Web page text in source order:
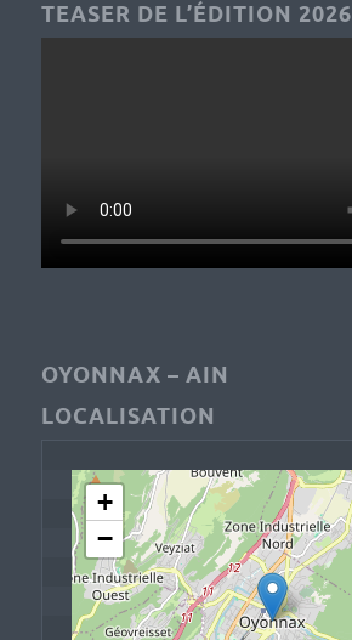
TEASER DE L’ÉDITION 2026
OYONNAX – AIN
LOCALISATION
+
−